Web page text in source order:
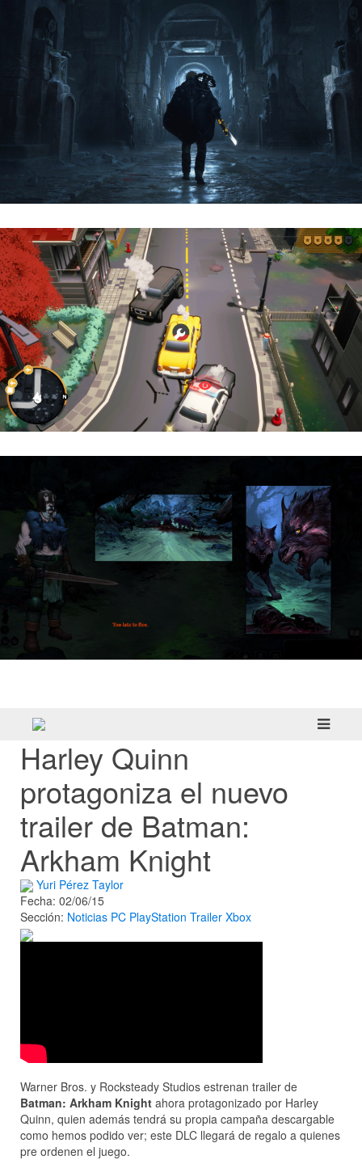
Harley Quinn
protagoniza el nuevo
trailer de Batman:
Arkham Knight
Yuri Pérez Taylor
Fecha: 02/06/15
Sección: Noticias PC PlayStation Trailer Xbox
Warner Bros. y Rocksteady Studios estrenan trailer de
Batman: Arkham Knight ahora protagonizado por Harley
Quinn, quien además tendrá su propia campaña descargable
como hemos podido ver; este DLC llegará de regalo a quienes
pre ordenen el juego.